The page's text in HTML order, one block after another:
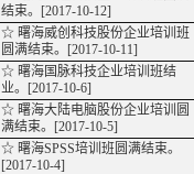
结束。[2017-10-12]
☆ 曙海威创科技股份企业培训班
圆满结束。[2017-10-11]
☆ 曙海国脉科技企业培训班结
业。[2017-10-6]
☆ 曙海大陆电脑股份企业培训圆
满结束。[2017-10-5]
☆ 曙海SPSS培训班圆满结束。
[2017-10-4]